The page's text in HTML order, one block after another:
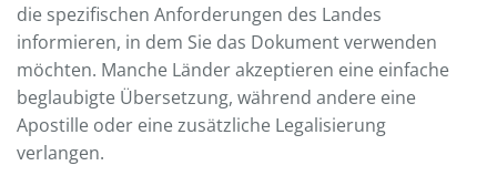
die spezifischen Anforderungen des Landes
informieren, in dem Sie das Dokument verwenden
möchten. Manche Länder akzeptieren eine einfache
beglaubigte Übersetzung, während andere eine
Apostille oder eine zusätzliche Legalisierung
verlangen.